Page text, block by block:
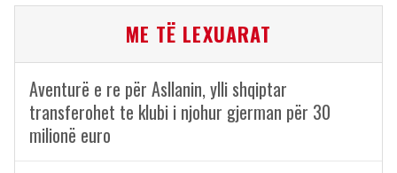
ME TË LEXUARAT
Aventurë e re për Asllanin, ylli shqiptar
transferohet te klubi i njohur gjerman për 30
milionë euro